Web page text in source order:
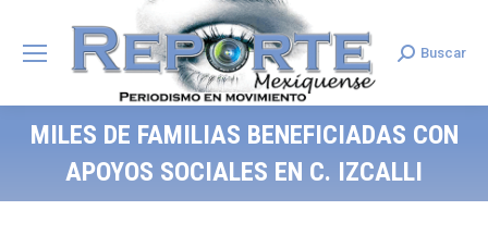
Search:
Buscar
MILES DE FAMILIAS BENEFICIADAS CON
APOYOS SOCIALES EN C. IZCALLI